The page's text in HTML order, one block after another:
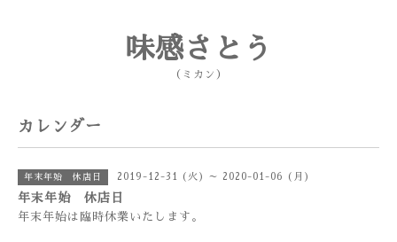
味感さとう
（ミカン）
カレンダー
年末年始 休店日 2019-12-31 (火) ～ 2020-01-06 (月)
年末年始 休店日
年末年始は臨時休業いたします。